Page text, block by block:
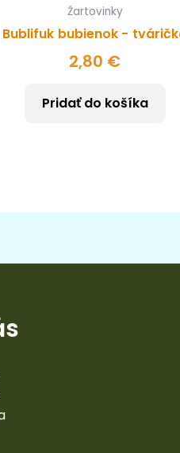
Žartovinky
Bublifuk bubienok -
2,80 €
Pridať do košíka